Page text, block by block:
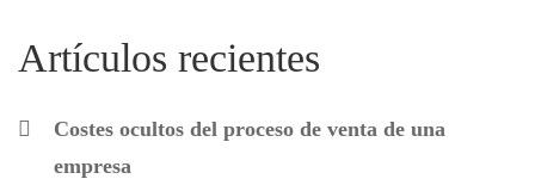
Artículos recientes
Costes ocultos del proceso de venta de una
empresa